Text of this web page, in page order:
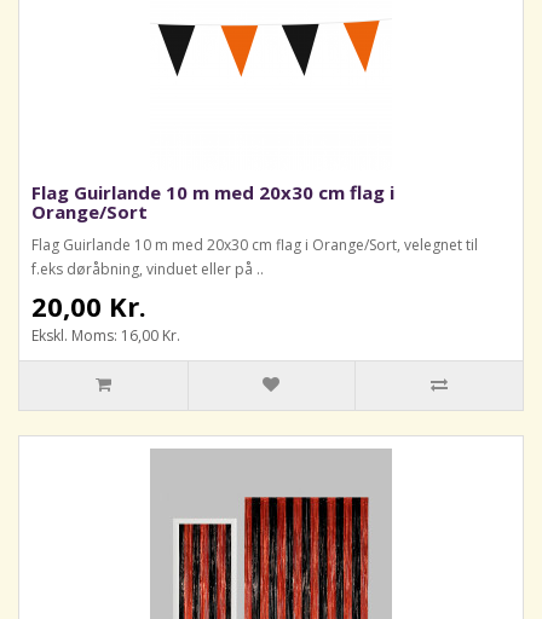
Flag Guirlande 10 m med 20x30 cm flag i
Orange/Sort
Flag Guirlande 10 m med 20x30 cm flag i Orange/Sort, velegnet til
f.eks døråbning, vinduet eller på ..
20,00 Kr.
Ekskl. Moms: 16,00 Kr.